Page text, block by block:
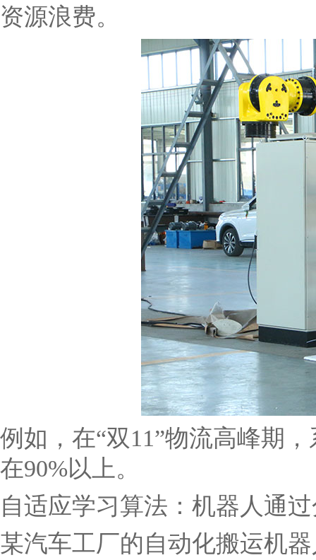
资源浪费。
例如，在“双11”物流高峰期
在90%以上。
自适应学习算法：机器人通
某汽车工厂的自动化搬运机